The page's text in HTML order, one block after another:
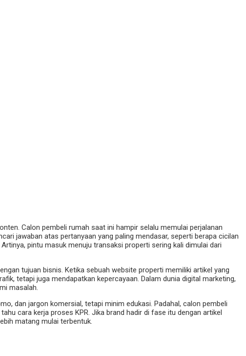
Calon pembeli rumah saat ini hampir selalu memulai perjalanan
jawaban atas pertanyaan yang paling mendasar, seperti berapa cicilan
pintu masuk menuju transaksi properti sering kali dimulai dari
tujuan bisnis. Ketika sebuah website properti memiliki artikel yang
tetapi juga mendapatkan kepercayaan. Dalam dunia digital marketing,
masalah.
dan jargon komersial, tetapi minim edukasi. Padahal, calon pembeli
cara kerja proses KPR. Jika brand hadir di fase itu dengan artikel
matang mulai terbentuk.